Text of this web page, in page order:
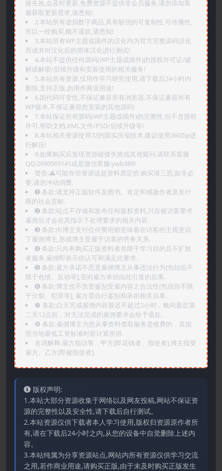
接失效,会及时更新,免费资源不提供非会员服务,请勿添加客
服获取更新需求,请悉知!
2.本站所有虚拟数字商品,具有较强的可复制性,可传播性,
所以一经购买,概不退款,请悉知!
3.本站所有WP主题或插件的汉化均为官方完整源码汉化
而成并对汉化后的简体汉化进行测试!
4.本站不提供任何源码(WP主题或插件)的授权许可证/破
解或解密/后续升级和安装使用的相关服务!
5.本站所有资源,仅用作学习研究使用,请下载后24小时内
删除,支持正版,勿用作商业用途!
6.因代码可变性,不保证兼容所有浏览器.不保证兼容所有
WP版本.不保证兼容您安装的其他源码!
7.本站保证所有源码(WP主题或插件)的完整性,但不含授权
许可.帮助文档.XML文件/PSD/后续升级等!
8.本站相关资源使用7Z的固实压缩技术,建议使用360Zip进
行解压!
9.如果购买后发现资源链接失效或其他疑问,请联系客服
QQ:2690565141或是微信客服:ywb386!
警告:⚠️可能有些资源远超资料原定价,购买请三思,如非必
要,请勿冲动消费.
➊️ 条款:请支持正版软件及图书。肯定和感激作者及发行
商的社会贡献.
➋️ 条款:站点不存储和发布任何版权资料,只在被访客要求
雇佣后才会在其指示下处理要求的相关内容.
➌️ 条款:向博主支付任何费用都意味着在访客的主观意识
下雇佣博主,形成博主受雇于访客的劳务关系.
➍️ 条款:只向有购买正版资料者并限于学习目的且不扩散
者服务,雇佣即表示你认可和满足此要求.
➎ 条款:雇方承诺不恶意雇佣博主从事违法行为[包括但不
限于色情、反动等],否则雇方承担由此引发的后果.
➏️ 条款:博主也不负责鉴别受雇内容之合法性[包括但不限
于分裂、犯罪等], 雇方需自行鉴别和承担相关后果.
❼ 条款:白天完成雇佣内容最迟不超过2小时，晚间最迟第
二天12点前，对无法完成的雇佣要求会给予退款.
❽ 条款:雇佣博主为您从事资料查取服务是收费的，其按
照当地最低工资标准时薪计算所得.
名词解释:雇方指访客、甲方[即花钱者、指使者],博主指受
雇方、乙方[即被指使者].
版权声明:
1.本站大部分资源收集于网络以及网友投稿,网站不保证资
源的完整性以及安全性,请下载后自行测试。
2.本站资源仅供下载者本人学习使用,版权归资源原作者所
有,请在下载后24小时之内,从您的设备中自觉删除上述内
容。
3.本站纯属为分享资源站点,网站内所有资源仅供学习交流
之用,若作商业用途,请购买正版,由于未及时购买正版发生